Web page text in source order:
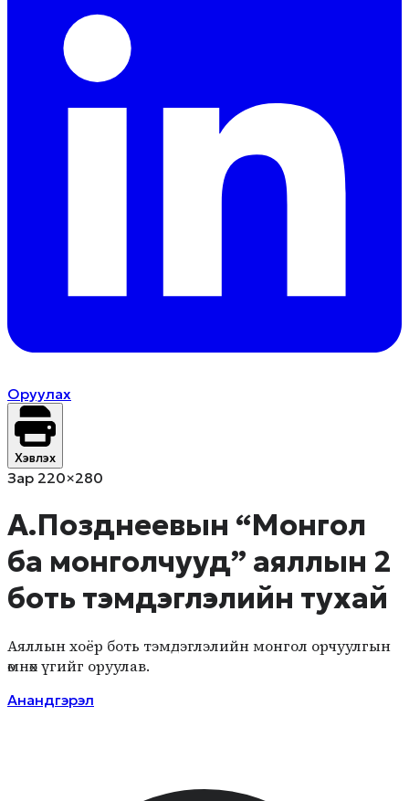
Оруулах
Хэвлэх
Зар 220×280
А.Позднеевын “Монгол
ба монголчууд” аяллын 2
боть тэмдэглэлийн тухай
Аяллын хоёр боть тэмдэглэлийн монгол орчуулгын
өмнөх үгийг оруулав.
Анандгэрэл